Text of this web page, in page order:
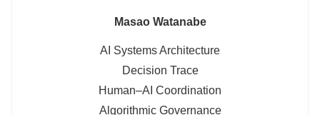
Masao Watanabe
AI Systems Architecture
Decision Trace
Human–AI Coordination
Algorithmic Governance